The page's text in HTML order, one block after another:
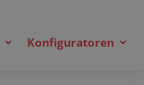
Konfiguratoren